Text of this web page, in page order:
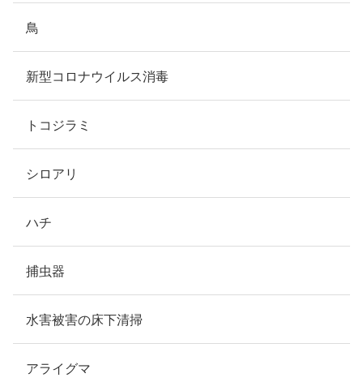
鳥
新型コロナウイルス消毒
トコジラミ
シロアリ
ハチ
捕虫器
水害被害の床下清掃
アライグマ